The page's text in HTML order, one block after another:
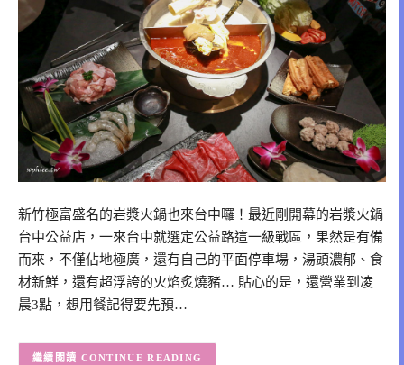
新竹極富盛名的岩漿火鍋也來台中囉！最近剛開幕的岩漿火鍋
台中公益店，一來台中就選定公益路這一級戰區，果然是有備
而來，不僅佔地極廣，還有自己的平面停車場，湯頭濃郁、食
材新鮮，還有超浮誇的火焰炙燒豬… 貼心的是，還營業到凌
晨3點，想用餐記得要先預…
CONTINUE READING